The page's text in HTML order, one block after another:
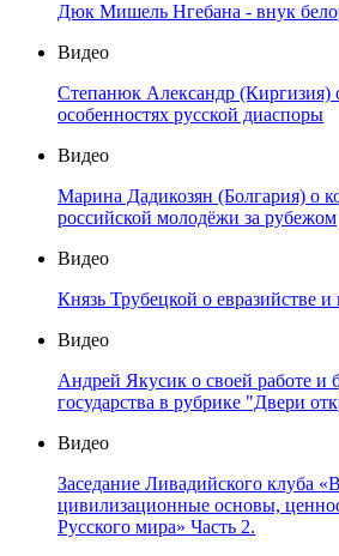
Дюк Мишель Нгебана - внук
Видео
Степанюк Александр (Киргизия)
особенностях русской диаспоры
Видео
Марина Дадикозян (Болгария) о
российской молодёжи за рубежом
Видео
Князь Трубецкой о евразийстве
Видео
Андрей Якусик о своей работе и
государства в рубрике "Двери
Видео
Заседание Ливадийского клуба
цивилизационные основы,
Русского мира» Часть 2.